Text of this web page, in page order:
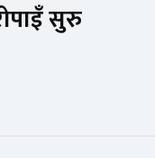
सुरु